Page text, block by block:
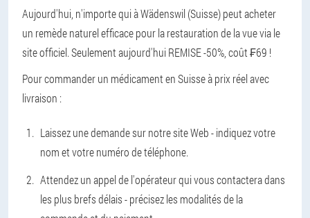
Aujourd'hui, n'importe qui à Wädenswil (Suisse) peut acheter
un remède naturel efficace pour la restauration de la vue via le
site officiel. Seulement aujourd'hui REMISE -50%, coût ₣69 !
Pour commander un médicament en Suisse à prix réel avec
livraison :
Laissez une demande sur notre site Web - indiquez votre
nom et votre numéro de téléphone.
Attendez un appel de l'opérateur qui vous contactera dans
les plus brefs délais - précisez les modalités de la